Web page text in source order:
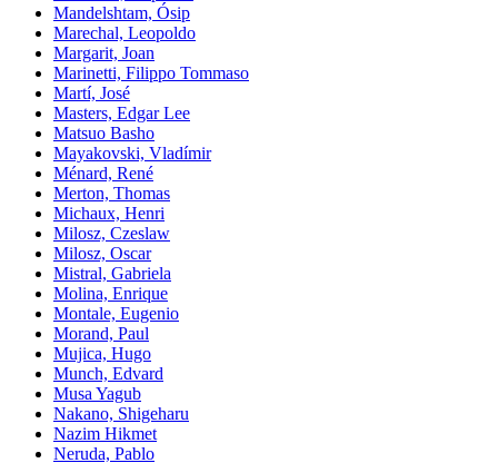
Mandelshtam, Ósip
Marechal, Leopoldo
Margarit, Joan
Marinetti, Filippo Tommaso
Martí, José
Masters, Edgar Lee
Matsuo Basho
Mayakovski, Vladímir
Ménard, René
Merton, Thomas
Michaux, Henri
Milosz, Czeslaw
Milosz, Oscar
Mistral, Gabriela
Molina, Enrique
Montale, Eugenio
Morand, Paul
Mujica, Hugo
Munch, Edvard
Musa Yagub
Nakano, Shigeharu
Nazim Hikmet
Neruda, Pablo